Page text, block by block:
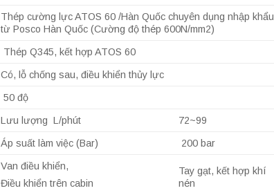
Thép cường lực ATOS 60 /Hàn Quốc chuyên dụng nhập khẩu
từ Posco Hàn Quốc (Cường độ thép 600N/mm2)
Thép Q345, kết hợp ATOS 60
Có, lỗ chống sau, điều khiển thủy lực
50 độ
Lưu lượng L/phút 72~99
Áp suất làm việc (Bar) 200 bar
Van điều khiển,
Điều khiển trên cabin
Tay gạt, kết hợp khí
nén